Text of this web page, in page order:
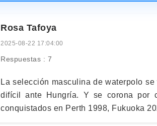
Rosa Tafoya
2025-08-22 17:04:00
Respuestas : 7
La selección masculina de waterpolo
difícil ante Hungría. Y se corona por
conquistados en Perth 1998, Fukuoka